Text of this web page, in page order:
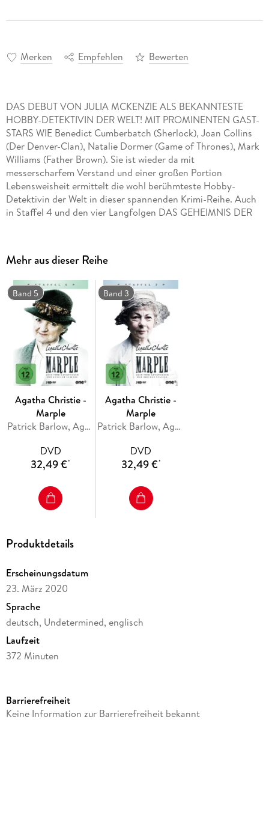
Merken Empfehlen Bewerten
DAS DEBUT VON JULIA MCKENZIE ALS BEKANNTESTE
HOBBY-DETEKTIVIN DER WELT! MIT PROMINENTEN GAST-
STARS WIE Benedict Cumberbatch (Sherlock), Joan Collins
(Der Denver-Clan), Natalie Dormer (Game of Thrones), Mark
Williams (Father Brown). Sie ist wieder da mit
messerscharfem Verstand und einer großen Portion
Lebensweisheit ermittelt die wohl berühmteste Hobby-
Detektivin der Welt in dieser spannenden Krimi-Reihe. Auch
in Staffel 4 und den vier Langfolgen DAS GEHEIMNIS DER
Freizeitbeschäftigung: dem Aufspüren von Verbrechern und
Lösen kniffliger Kriminalfälle. Wie immer ist sie dabei der
Polizei stets eine Nasenspitze voraus.
Mehr aus dieser Reihe
Band 5
Agatha Christie -
Marple
Patrick Barlow, Agatha Christie, Stephen Churchett, Kevin Elyot, Stewart Harcourt
DVD
32,49 €*
Band 3
Agatha Christie -
Marple
Patrick Barlow, Agatha Christie, Stephen Churchett, Kevin Elyot, Stewart Harcourt
DVD
32,49 €*
Produktdetails
Erscheinungsdatum
23. März 2020
Sprache
deutsch, Undetermined, englisch
Laufzeit
372 Minuten
Reihe
Barrierefreiheit
Keine Information zur Barrierefreiheit bekannt